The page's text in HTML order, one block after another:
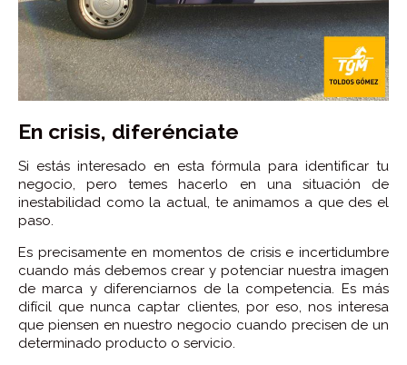
En crisis, diferénciate
Si estás interesado en esta fórmula para identificar tu
negocio, pero temes hacerlo en una situación de
inestabilidad como la actual, te animamos a que des el
paso.
Es precisamente en momentos de crisis e incertidumbre
cuando más debemos crear y potenciar nuestra imagen
de marca y diferenciarnos de la competencia. Es más
difícil que nunca captar clientes, por eso, nos interesa
que piensen en nuestro negocio cuando precisen de un
determinado producto o servicio.